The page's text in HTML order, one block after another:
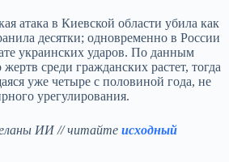
атака в Киевской области убила как
десятки; одновременно в России
украинских ударов. По данным
среди гражданских растет, тогда
уже четыре с половиной года, не
урегулирования.
ИИ // читайте исходный